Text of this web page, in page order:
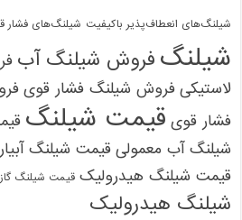
شیلنگ‌های انعطاف‌پذیر باکیفیت شیلنگ‌های فشار
شیلنگ فروش شیلنگ آب
لاستیکی فروش شیلنگ فشار قوی
فشار قوی قیمت شیلنگ
شیلنگ آب معمولی قیمت شیلنگ
قیمت شیلنگ هیدرولیک قیمت شیلنگ گاز
شیلنگ هیدرولیک